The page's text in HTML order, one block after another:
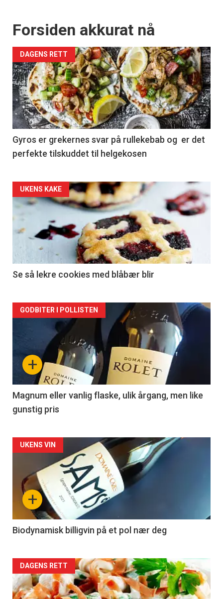
Forsiden akkurat nå
DAGENS RETT
Gyros er grekernes svar på rullekebab og er det
perfekte tilskuddet til helgekosen
Forsiden
akkurat
nå
2
UKENS KAKE
Se så lekre cookies med blåbær blir
Forsiden
akkurat
nå
3
+
GODBITER I POLLISTEN
Magnum eller vanlig flaske, ulik årgang, men like
gunstig pris
Forsiden
akkurat
nå
4
+
UKENS VIN
Biodynamisk billigvin på et pol nær deg
Forsiden
akkurat
DAGENS RETT